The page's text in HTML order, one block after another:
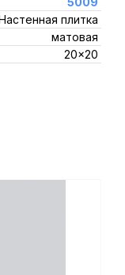
плитка
матовая
20x20